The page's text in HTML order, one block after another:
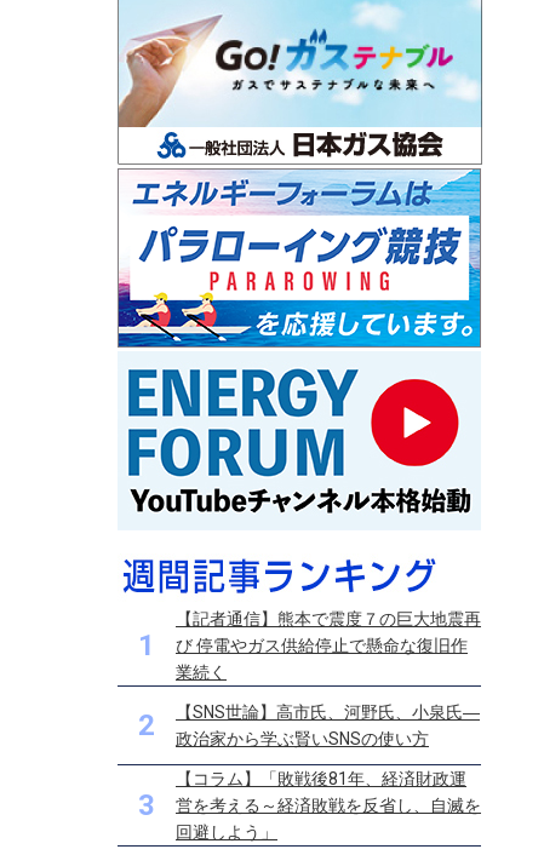
1
【記者通信】熊本で震度７の巨大地震再
び 停電やガス供給停止で懸命な復旧作
業続く
2
【SNS世論】高市氏、河野氏、小泉氏―
政治家から学ぶ賢いSNSの使い方
3
【コラム】「敗戦後81年、経済財政運
営を考える～経済敗戦を反省し、自滅を
回避しよう」